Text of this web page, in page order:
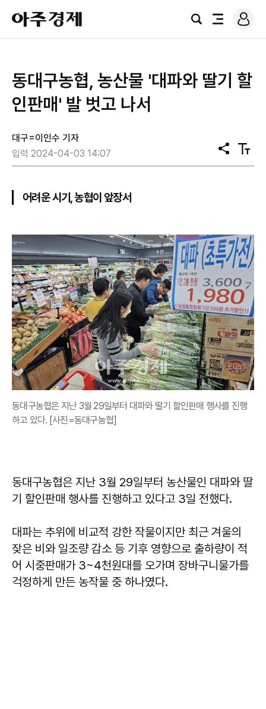
아
주
경
검
전
로
그
동대구농협, 농산물 '대파와 딸기 할
인판매' 발 벗고 나서
대구=이인수 기자
입력 2024-04-03 14:07
공
유
텍
스
어려운 시기, 농협이 앞장서
동대구농협은 지난 3월 29일부터 대파와 딸기 할인판매 행사를 진행
하고 있다. [사진=동대구농협]
동대구농협은 지난 3월 29일부터 농산물인 대파와 딸
기 할인판매 행사를 진행하고 있다고 3일 전했다.
대파는 추위에 비교적 강한 작물이지만 최근 겨울의
잦은 비와 일조량 감소 등 기후 영향으로 출하량이 적
어 시중판매가 3~4천원대를 오가며 장바구니물가를
걱정하게 만든 농작물 중 하나였다.